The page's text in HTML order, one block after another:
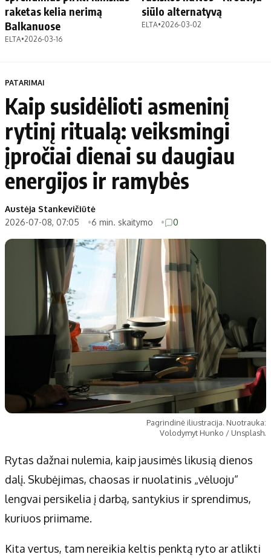
raketas kelia nerimą
Balkanuose
ELTA•2026-03-16
siūlo alternatyvą
ELTA•2026-03-02
PATARIMAI
Kaip susidėlioti asmeninį
rytinį ritualą: veiksmingi
įpročiai dienai su daugiau
energijos ir ramybės
Austėja Stankevičiūtė
2026-07-08, 07:05
6 min. skaitymo 0
Pagrindinė iliustracija. Nuotrauka:
Volodymyt Hunko / Unsplash.
Rytas dažnai nulemia, kaip jausimės likusią dienos
dalį. Skubėjimas, chaosas ir nuolatinis „vėluoju“
lengvai persikelia į darbą, santykius ir sprendimus,
kuriuos priimame.
Kita vertus, tam nereikia keltis penktą ryto ar atlikti